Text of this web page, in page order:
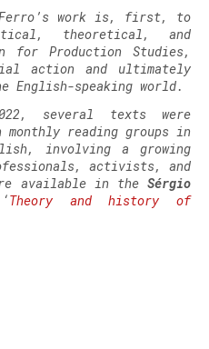
work is, first, to
theoretical, and
for Production Studies,
action and ultimately
speaking world.
several texts were
reading groups in
involving a growing
activists, and
available in the Sérgio
Theory and history of